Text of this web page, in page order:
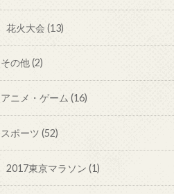
花火大会 (13)
その他 (2)
アニメ・ゲーム (16)
スポーツ (52)
2017東京マラソン (1)